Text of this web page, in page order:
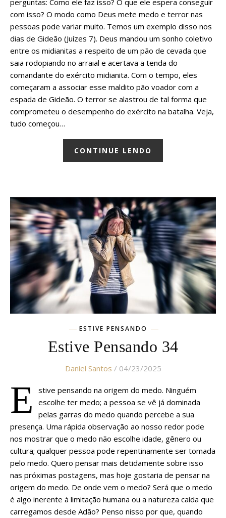
com isso? O modo como Deus mete medo e terror nas
pessoas pode variar muito. Temos um exemplo disso nos
dias de Gideão (Juízes 7). Deus mandou um sonho coletivo
entre os midianitas a respeito de um pão de cevada que
saia rodopiando no arraial e acertava a tenda do
comandante do exército midianita. Com o tempo, eles
começaram a associar esse maldito pão voador com a
espada de Gideão. O terror se alastrou de tal forma que
comprometeu o desempenho do exército na batalha. Veja,
tudo começou…
CONTINUE LENDO
ESTIVE PENSANDO
Estive Pensando 34
Daniel Santos / 04/23/2025
E
stive pensando na origem do medo. Ninguém
escolhe ter medo; a pessoa se vê já dominada
pelas garras do medo quando percebe a sua
presença. Uma rápida observação ao nosso redor pode
nos mostrar que o medo não escolhe idade, gênero ou
cultura; qualquer pessoa pode repentinamente ser tomada
pelo medo. Quero pensar mais detidamente sobre isso
nas próximas postagens, mas hoje gostaria de pensar na
origem do medo. De onde vem o medo? Será que o medo
é algo inerente à limitação humana ou a natureza caída que
carregamos desde Adão? Penso nisso por que, quando